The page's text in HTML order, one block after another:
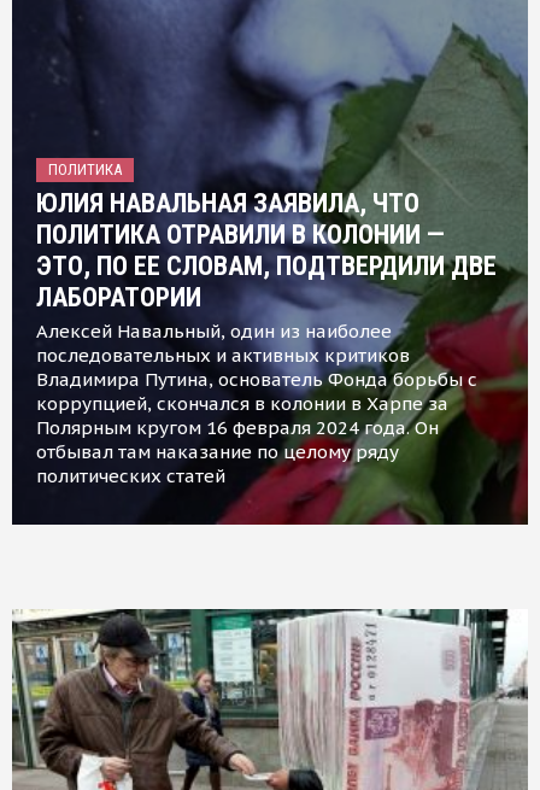
ПОЛИТИКА
ЮЛИЯ НАВАЛЬНАЯ ЗАЯВИЛА, ЧТО
ПОЛИТИКА ОТРАВИЛИ В КОЛОНИИ —
ЭТО, ПО ЕЕ СЛОВАМ, ПОДТВЕРДИЛИ ДВЕ
ЛАБОРАТОРИИ
Алексей Навальный, один из наиболее
последовательных и активных критиков
Владимира Путина, основатель Фонда борьбы с
коррупцией, скончался в колонии в Харпе за
Полярным кругом 16 февраля 2024 года. Он
отбывал там наказание по целому ряду
политических статей